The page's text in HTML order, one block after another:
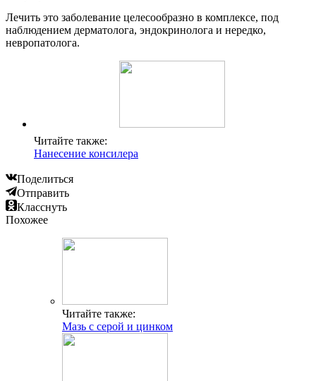
Лечить это заболевание целесообразно в комплексе, под
наблюдением дерматолога, эндокринолога и нередко,
невропатолога.
Читайте также:
Нанесение консилера
Поделиться
Отправить
Класснуть
Похожее
Читайте также:
Мазь с серой и цинком